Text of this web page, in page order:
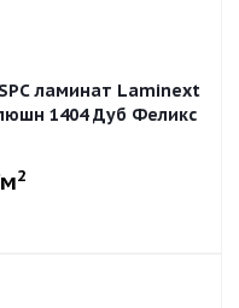
ламинат Laminext
1404 Дуб Феликс
2